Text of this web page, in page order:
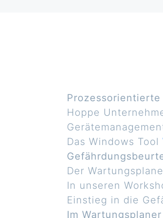
Hoppe
Das Windows Tool
Der
In unseren
Einstieg in die
Im